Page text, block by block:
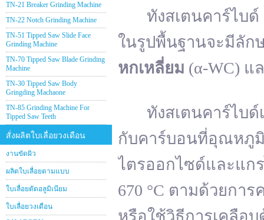
TN-21 Breaker Grinding Machine
TN-22 Notch Grinding Machine
TN-51 Tipped Saw Slide Face
Grinding Machine
TN-70 Tipped Saw Blade Grinding
Machine
TN-30 Tipped Saw Body
Gringding Machaone
TN-85 Grinding Machine For
Tipped Saw Teeth
สั่งผลิตใบเลื่อยวงเดือน
งานขัดผิว
ผลิตใบเลื่อยตามแบบ
ใบเลื่อยตัดอลูมิเนียม
ใบเลื่อยวงเดือน
ทังสเตนคาร์ไบด์ (
ในรูปพื้นฐานจะมีลัก
หกเหลี่ยม (α-WC) แ
ทังสเตนคาร์ไบด์เ
กับคาร์บอนที่อุณหภูมิ
ไตรออกไซด์และแก
670 °C ตามด้วยกา
หรือใช้วิธีการเคลือบ